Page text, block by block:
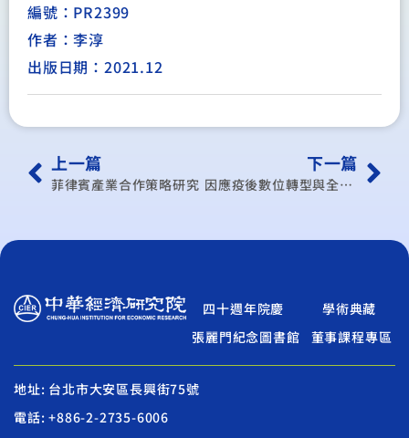
編號：PR2399
作者：李淳
出版日期：2021.12
上一篇
菲律賓產業合作策略研究
下一篇
因應疫後數位轉型與全球經貿秩序重塑之臺灣策略研析
四十週年院慶
學術典藏
張麗門紀念圖書館
董事課程專區
地址: 台北市大安區長興街75號
電話: +886-2-2735-6006